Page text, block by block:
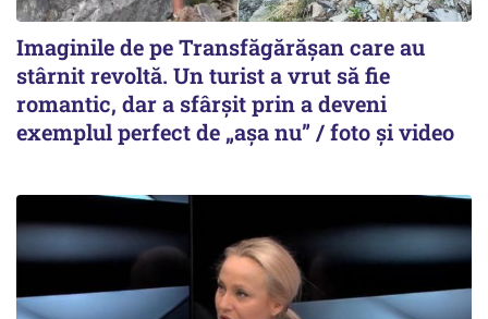
Imaginile de pe Transfăgărășan care au
stârnit revoltă. Un turist a vrut să fie
romantic, dar a sfârșit prin a deveni
exemplul perfect de „așa nu” / foto și video